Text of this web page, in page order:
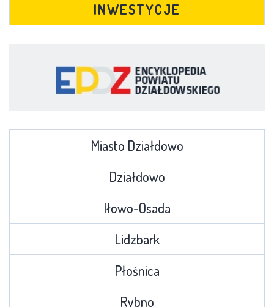
INWESTYCJE
Miasto Działdowo
Działdowo
Iłowo-Osada
Lidzbark
Płośnica
Rybno